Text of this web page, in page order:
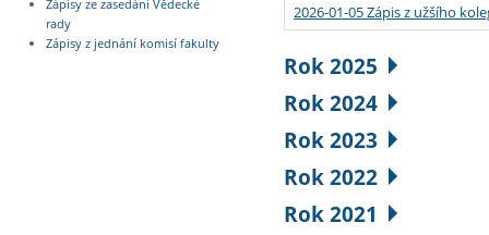
Zápisy ze zasedání Vědecké
rady
Zápisy z jednání komisí fakulty
2026-01-05 Zápis z užšího
Rok 2025
Rok 2024
Rok 2023
Rok 2022
Rok 2021